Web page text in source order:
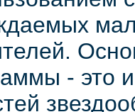
- это